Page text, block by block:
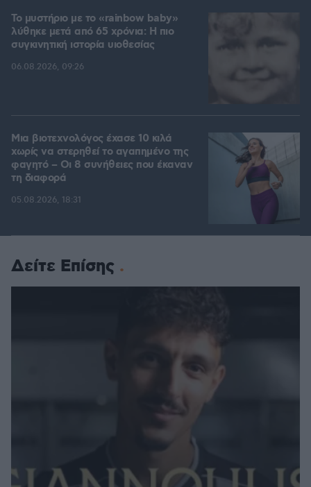
Το μυστήριο με το «rainbow baby»
λύθηκε μετά από 65 χρόνια: Η πιο
συγκινητική ιστορία υιοθεσίας
06.08.2026, 09:26
Μια βιοτεχνολόγος έχασε 10 κιλά
χωρίς να στερηθεί το αγαπημένο της
φαγητό – Οι 8 συνήθειες που έκαναν
τη διαφορά
05.08.2026, 18:31
Δείτε Επίσης